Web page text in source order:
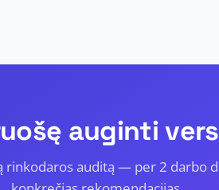
auginti
rinkodaros auditą — per 2 darbo